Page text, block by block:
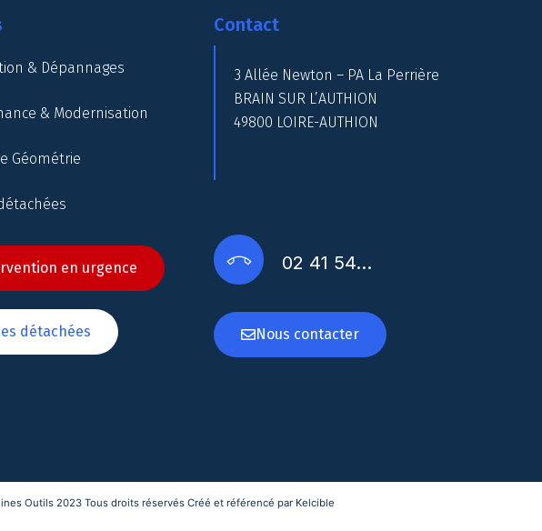
& Dépannages
& Modernisation
Géométrie
en urgence
détachées
Contact
3 Allée Newton – PA La Perrière
BRAIN SUR L’AUTHION
49800 LOIRE-AUTHION
02 41 54…
Nous contacter
Outils 2023 Tous droits réservés Créé et référencé par Kelcible